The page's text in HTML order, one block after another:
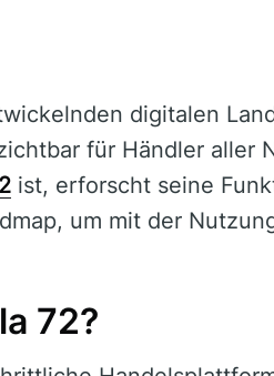
digitalen
für Händler aller
ist, erforscht seine
um mit der
72?